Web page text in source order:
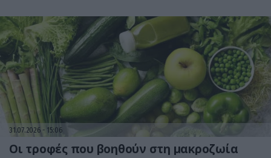
31.07.2026 15:06
Οι τροφές που βοηθούν στη μακροζωία